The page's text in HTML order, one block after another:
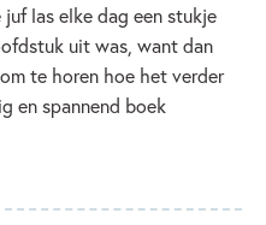
las elke dag een stukje
uit was, want dan
te horen hoe het verder
en spannend boek